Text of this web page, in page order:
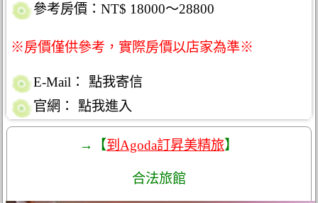
參考房價：NT$ 18000～28800
※房價僅供參考，實際房價以店家為準※
E-Mail：
點我寄信
官網：
點我進入
→【到Agoda訂昇美精旅】
合法旅館